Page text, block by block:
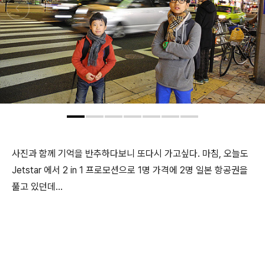
사진과 함께 기억을 반추하다보니 또다시 가고싶다. 마침, 오늘도
Jetstar 에서 2 in 1 프로모션으로 1명 가격에 2명 일본 항공권을
풀고 있던데...